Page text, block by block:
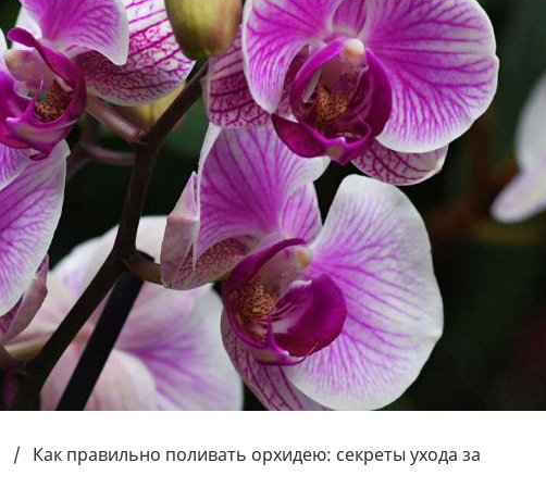
/ Как правильно поливать орхидею: секреты ухода за